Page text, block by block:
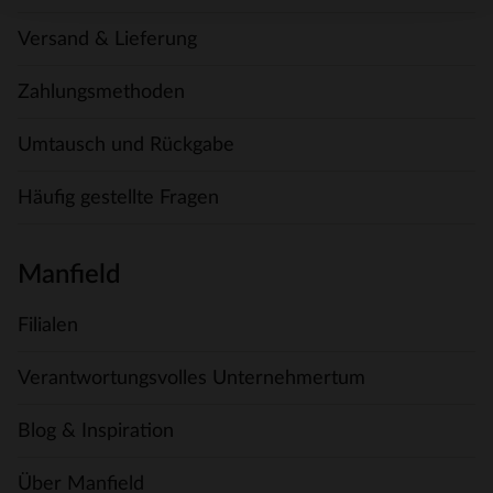
Versand & Lieferung
Zahlungsmethoden
Umtausch und Rückgabe
Häufig gestellte Fragen
Manfield
Filialen
Verantwortungsvolles Unternehmertum
Blog & Inspiration
Über Manfield